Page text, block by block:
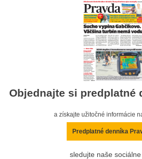
Objednajte si predplatné
a získajte užitočné informácie
Predplatné denníka
sledujte naše